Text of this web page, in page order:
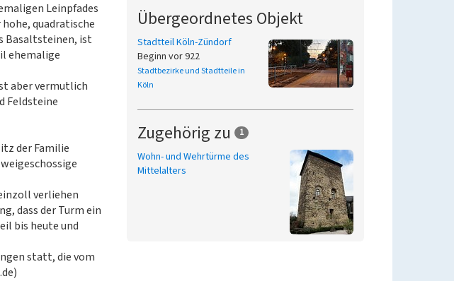
Leinpfades
quadratische
Basaltsteinen, ist
ehemalige
aber vermutlich
Feldsteine
der Familie
verliehen
dass der Turm ein
bis heute und
statt, die vom
Übergeordnetes Objekt
Stadtteil Köln-Zündorf
Beginn vor 922
Stadtbezirke und Stadtteile in
Köln
Zugehörig zu 1
Wohn- und Wehrtürme des
Mittelalters